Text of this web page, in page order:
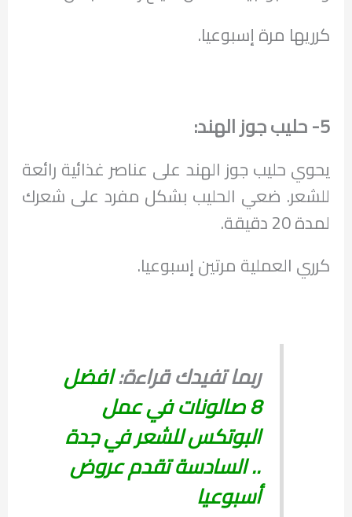
كرريها مرة إسبوعيا.
5- حليب جوز الهند:
يحوي حليب جوز الهند على عناصر غذائية رائعة
للشعر. ضعي الحليب بشكل مفرد على شعرك
لمدة 20 دقيقة.
كرري العملية مرتين إسبوعيا.
ربما تفيدك قراءة:افضل
8 صالونات في عمل
البوتكس للشعر في جدة
.. السادسة تقدم عروض
أسبوعيا